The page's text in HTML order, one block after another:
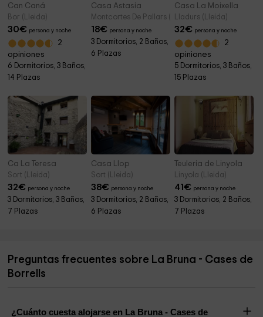
Can Caná
Bor (Lleida)
30€ persona y noche
2
opiniones
6 Dormitorios, 3 Baños,
14 Plazas
Casa Astasia
Montcortes De Pallars (Lleida)
18€ persona y noche
3 Dormitorios, 2 Baños,
6 Plazas
Casa La Moixella
Lladurs (Lleida)
32€ persona y noche
2
opiniones
5 Dormitorios, 3 Baños,
15 Plazas
Ca La Teresa
Sort (Lleida)
32€ persona y noche
3 Dormitorios, 3 Baños,
7 Plazas
Casa Llop
Sort (Lleida)
38€ persona y noche
3 Dormitorios, 2 Baños,
6 Plazas
Teuleria de Linyola
Linyola (Lleida)
41€ persona y noche
3 Dormitorios, 2 Baños,
7 Plazas
Preguntas frecuentes sobre La Bruna - Cases de
Borrells
¿Cuánto cuesta alojarse en La Bruna - Cases de